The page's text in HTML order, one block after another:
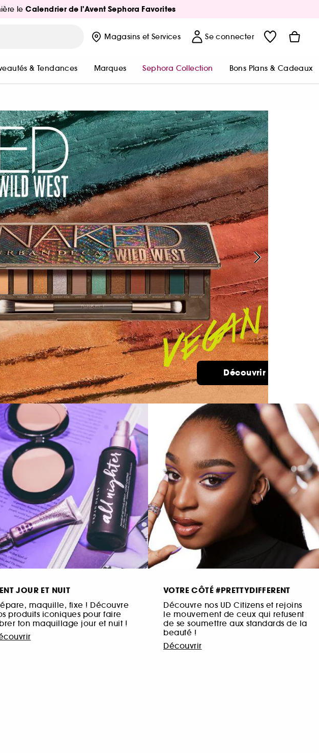
leCalendrier de l'Avent Sephora Favorites
Magasins et Services Se connecter
& Tendances Marques Sephora Collection Bons Plans & Cadeaux
Découvrir
JOUR ET NUIT
maquille, fixe ! Découvre
produits iconiques pour faire
ton maquillage jour et nuit !
VOTRE CÔTÉ #PRETTYDIFFERENT
Découvre nos UD Citizens et rejoins
le mouvement de ceux qui refusent
de se soumettre aux standards de la
beauté !
Découvrir